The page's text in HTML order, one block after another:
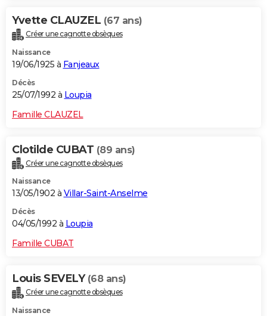
Yvette CLAUZEL (67 ans)
Créer une cagnotte obsèques
Naissance
19/06/1925 à Fanjeaux
Décès
25/07/1992 à Loupia
Famille CLAUZEL
Clotilde CUBAT (89 ans)
Créer une cagnotte obsèques
Naissance
13/05/1902 à Villar-Saint-Anselme
Décès
04/05/1992 à Loupia
Famille CUBAT
Louis SEVELY (68 ans)
Créer une cagnotte obsèques
Naissance